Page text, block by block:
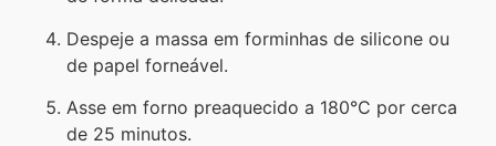
Despeje a massa em forminhas de silicone ou
de papel forneável.
Asse em forno preaquecido a 180°C por cerca
de 25 minutos.